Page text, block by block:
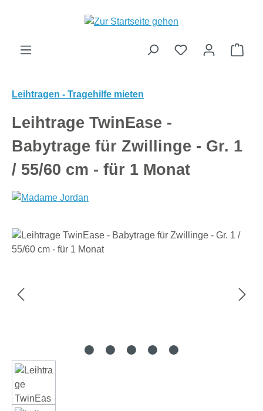
Zum Hauptinhalt springen
Leihtragen - Tragehilfe mieten
Leihtrage TwinEase -
Babytrage für Zwillinge - Gr. 1
/ 55/60 cm - für 1 Monat
Bildergalerie überspringen